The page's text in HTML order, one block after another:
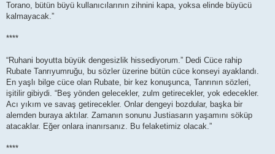
Torano, bütün büyü kullanıcılarının zihnini kapa, yoksa elinde büyücü
kalmayacak.”
****
“Ruhani boyutta büyük dengesizlik hissediyorum.” Dedi Cüce rahip
Rubate Tanrıyumruğu, bu sözler üzerine bütün cüce konseyi ayaklandı.
En yaşlı bilge cüce olan Rubate, bir kez konuşunca, Tanrının sözleri,
işitilir gibiydi. “Beş yönden gelecekler, zulm getirecekler, yok edecekler.
Acı yıkım ve savaş getirecekler. Onlar dengeyi bozdular, başka bir
alemden buraya aktılar. Zamanın sonunu Justiasarın yaşamını söküp
atacaklar. Eğer onlara inanırsanız. Bu felaketimiz olacak.”
****